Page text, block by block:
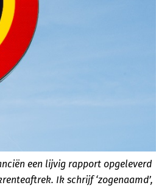
een lijvig rapport opgeleverd
Ik schrijf ‘zogenaamd’,